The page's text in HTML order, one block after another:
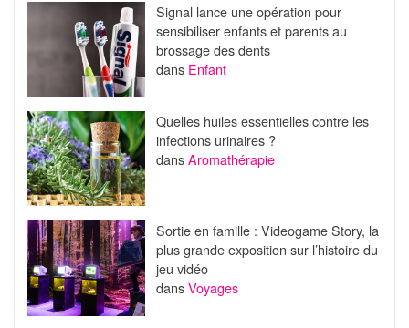
Signal lance une opération pour
sensibiliser enfants et parents au
brossage des dents
dans Enfant
Quelles huiles essentielles contre les
infections urinaires ?
dansAromathérapie
Sortie en famille : Videogame Story, la
plus grande exposition sur l’histoire du
jeu vidéo
dansVoyages